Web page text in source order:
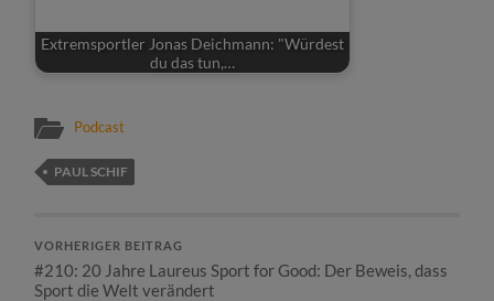
Extremsportler Jonas Deichmann: "Würdest
du das tun,…
Podcast
PAUL SCHIF
VORHERIGER BEITRAG
#210: 20 Jahre Laureus Sport for Good: Der Beweis, dass
Sport die Welt verändert